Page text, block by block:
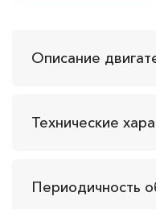
Описание
Технические
Периодичность